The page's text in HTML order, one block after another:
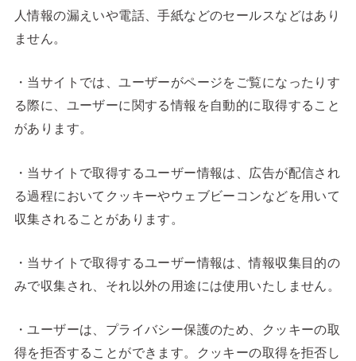
人情報の漏えいや電話、手紙などのセールスなどはあり
ません。
・当サイトでは、ユーザーがページをご覧になったりす
る際に、ユーザーに関する情報を自動的に取得すること
があります。
・当サイトで取得するユーザー情報は、広告が配信され
る過程においてクッキーやウェブビーコンなどを用いて
収集されることがあります。
・当サイトで取得するユーザー情報は、情報収集目的の
みで収集され、それ以外の用途には使用いたしません。
・ユーザーは、プライバシー保護のため、クッキーの取
得を拒否することができます。クッキーの取得を拒否し